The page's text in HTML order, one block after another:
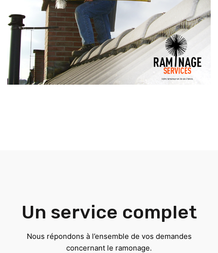
Un service complet
Nous répondons à l’ensemble de vos demandes
concernant le ramonage.